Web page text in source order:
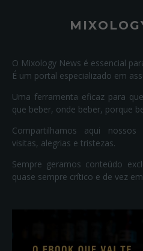
O Mixology News é essencial
É um portal especializado em
Uma ferramenta eficaz para
que beber, onde beber, porque
Compartilhamos aqui
visitas, alegrias e tristezas.
Sempre geramos conteúdo
quase sempre crítico e de vez